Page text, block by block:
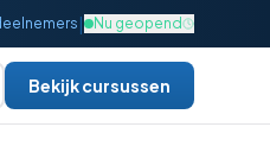
| Nu geopend
Bekijk cursussen